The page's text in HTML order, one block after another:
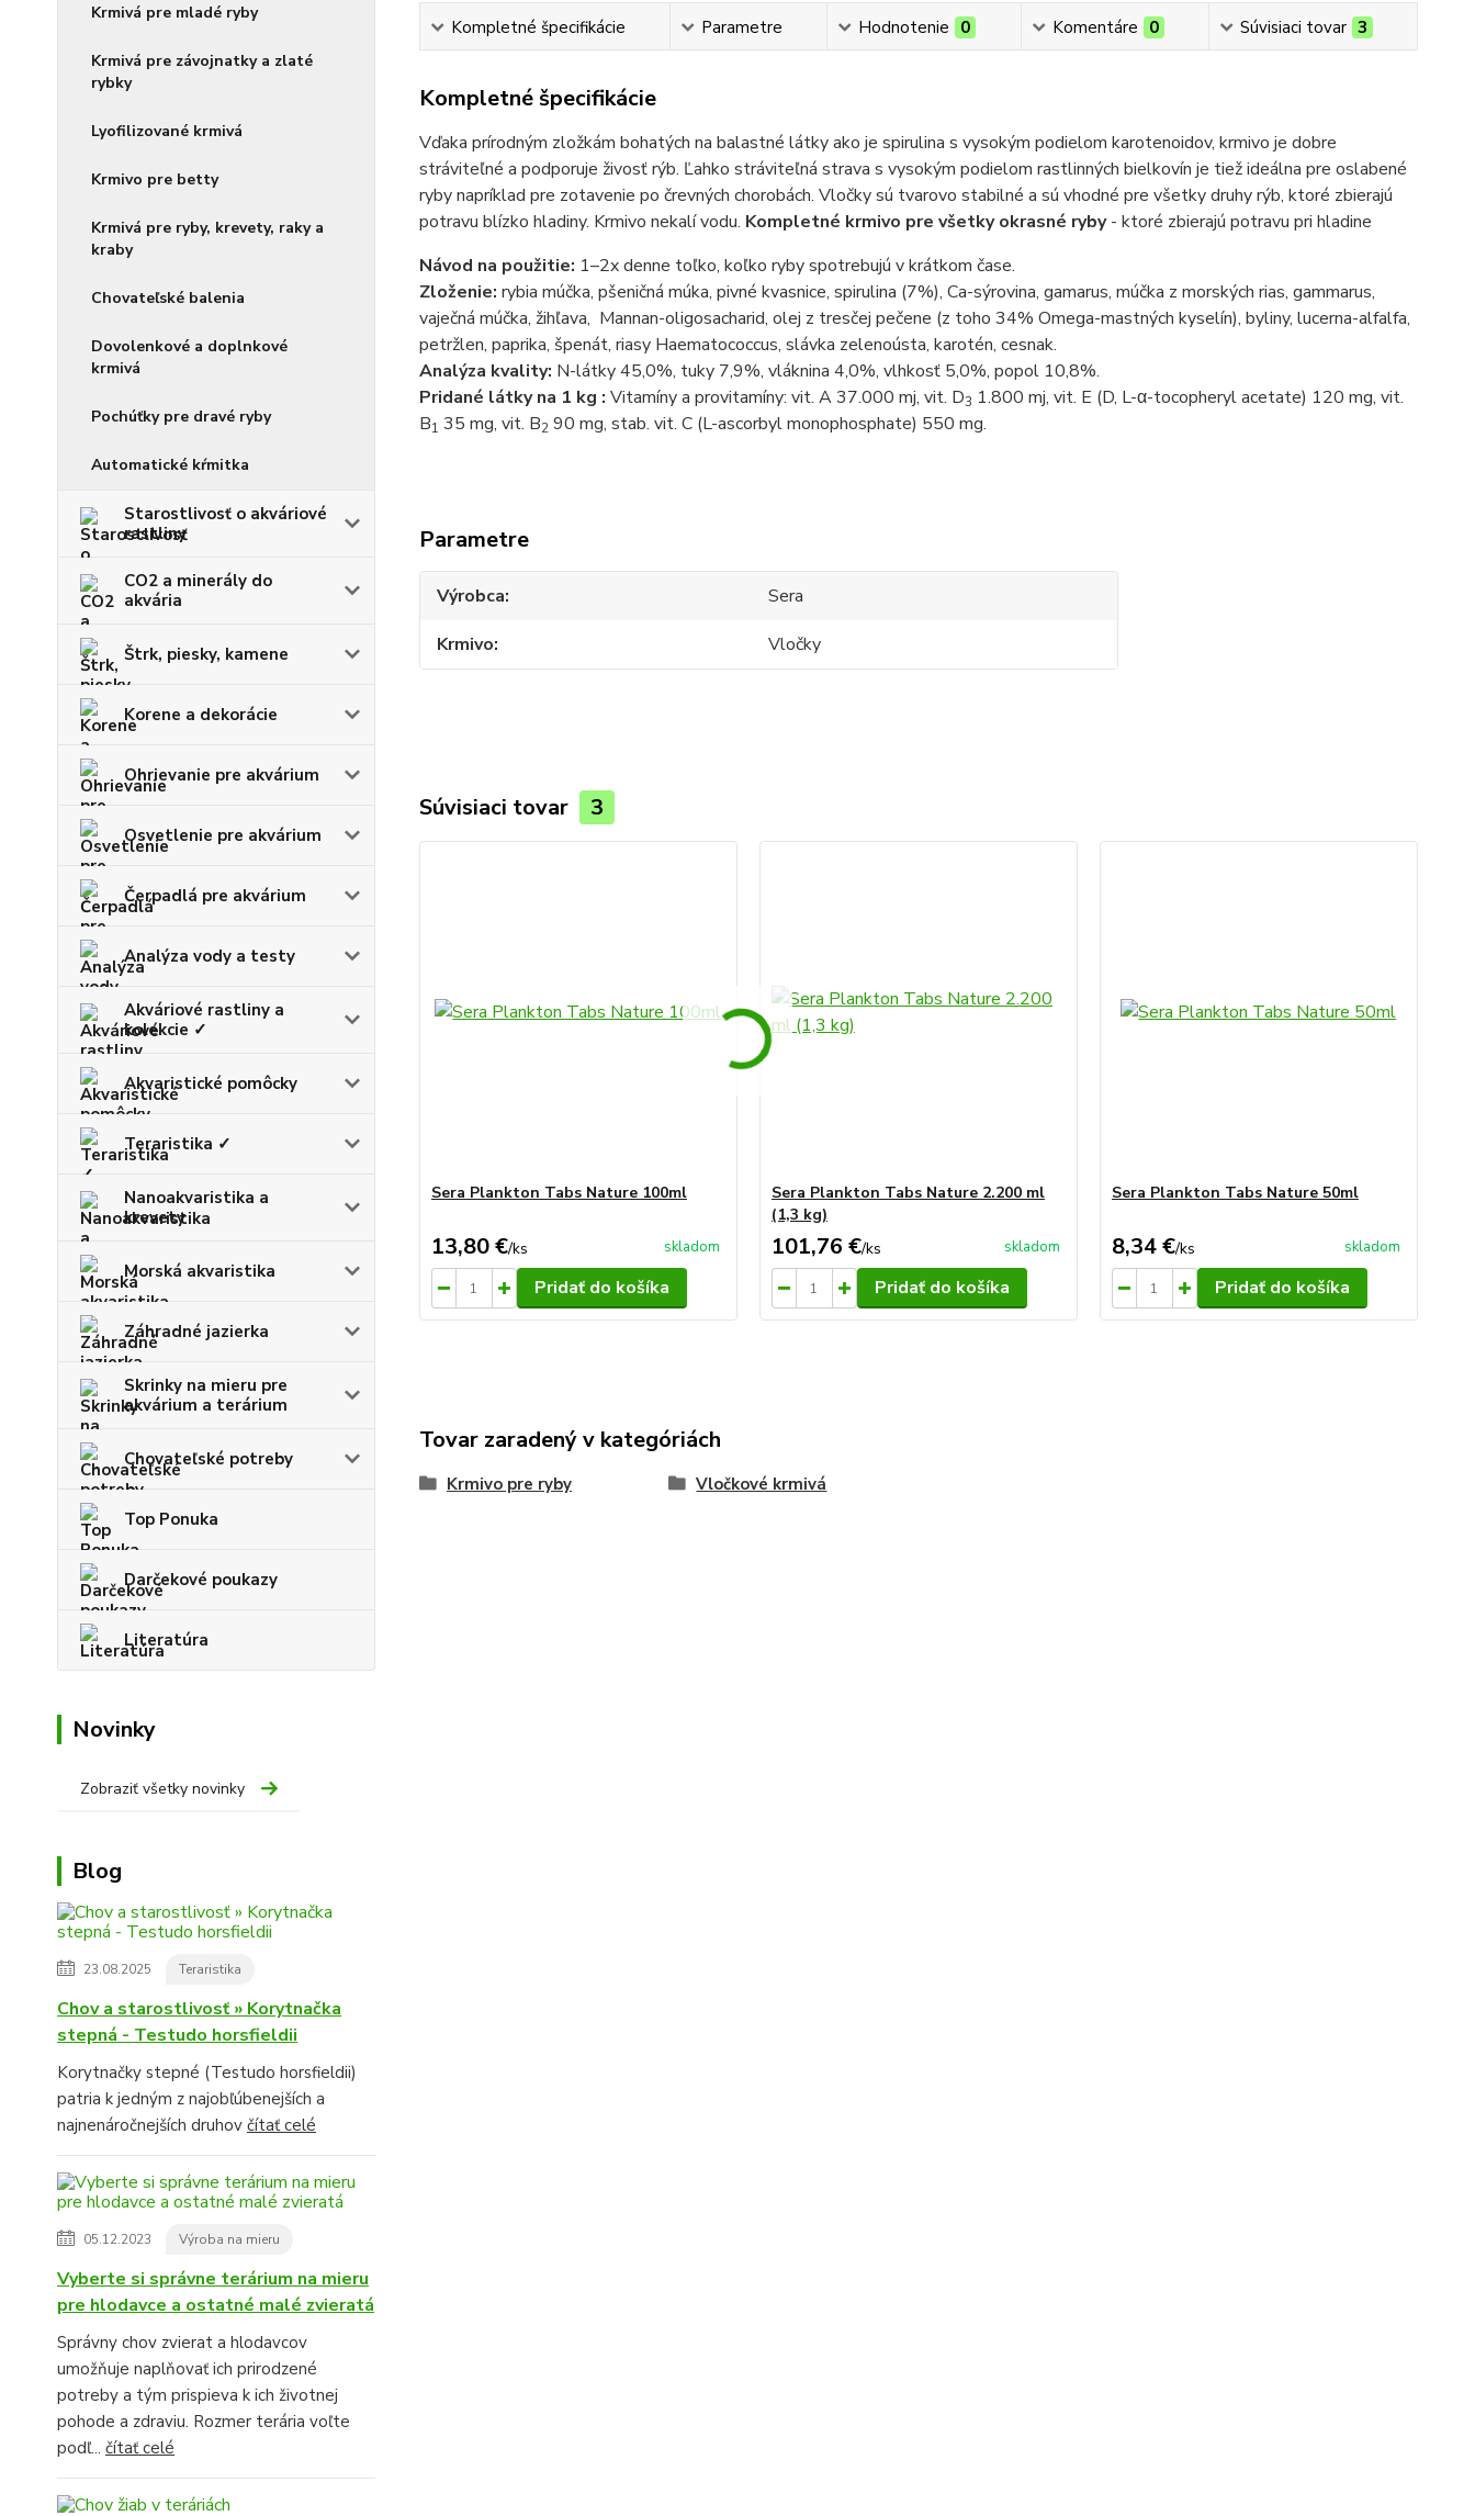
Krmivá pre mladé ryby
Krmivá pre závojnatky a zlaté
rybky
Lyofilizované krmivá
Krmivo pre betty
Krmivá pre ryby, krevety, raky a
kraby
Chovateľské balenia
Dovolenkové a doplnkové
krmivá
Pochúťky pre dravé ryby
Automatické kŕmitka
Starostlivosť o akváriové
rastliny
CO2 a minerály do
akvária
Štrk, piesky, kamene
Korene a dekorácie
Ohrievanie pre akvárium
Osvetlenie pre akvárium
Čerpadlá pre akvárium
Analýza vody a testy
Akváriové rastliny a
kolekcie ✓
Akvaristické pomôcky
Teraristika ✓
Nanoakvaristika a
krevety
Morská akvaristika
Záhradné jazierka
Skrinky na mieru pre
akvárium a terárium
Chovateľské potreby
Top Ponuka
Darčekové poukazy
Literatúra
Novinky
Zobraziť všetky novinky
Blog
23.08.2025 Teraristika
Chov a starostlivosť » Korytnačka
stepná - Testudo horsfieldii
Korytnačky stepné (Testudo horsfieldii)
patria k jedným z najobľúbenejších a
najnenáročnejších druhov čítať celé
05.12.2023 Výroba na mieru
Vyberte si správne terárium na mieru
pre hlodavce a ostatné malé zvieratá
Správny chov zvierat a hlodavcov
umožňuje naplňovať ich prirodzené
potreby a tým prispieva k ich životnej
pohode a zdraviu. Rozmer terária voľte
podľ... čítať celé
Kompletné špecifikácie Parametre Hodnotenie 0 Komentáre 0 Súvisiaci tovar 3
Kompletné špecifikácie
Vďaka prírodným zložkám bohatých na balastné látky ako je spirulina s vysokým podielom karotenoidov, krmivo je dobre
stráviteľné a podporuje živosť rýb. Ľahko stráviteľná strava s vysokým podielom rastlinných bielkovín je tiež ideálna pre oslabené
ryby napríklad pre zotavenie po črevných chorobách. Vločky sú tvarovo stabilné a sú vhodné pre všetky druhy rýb, ktoré zbierajú
potravu blízko hladiny. Krmivo nekalí vodu. Kompletné krmivo pre všetky okrasné ryby- ktoré zbierajú potravu pri hladine
Návod na použitie: 1–2x denne toľko, koľko ryby spotrebujú v krátkom čase.
Zloženie: rybia múčka, pšeničná múka, pivné kvasnice, spirulina (7%), Ca-sýrovina, gamarus, múčka z morských rias, gammarus,
vaječná múčka, žihľava, Mannan-oligosacharid, olej z tresčej pečene (z toho 34% Omega-mastných kyselín), byliny, lucerna-alfalfa,
petržlen, paprika, špenát, riasy Haematococcus, slávka zelenoústa, karotén, cesnak.
Analýza kvality: N-látky 45,0%, tuky 7,9%, vláknina 4,0%, vlhkosť 5,0%, popol 10,8%.
Pridané látky na 1 kg : Vitamíny a provitamíny: vit. A 37.000 mj, vit. D3 1.800 mj, vit. E (D, L-α-tocopheryl acetate) 120 mg, vit.
B1 35 mg, vit. B2 90 mg, stab. vit. C (L-ascorbyl monophosphate) 550 mg.
Parametre
Výrobca
Sera
Krmivo
Vločky
Súvisiaci tovar 3
Sera Plankton Tabs Nature 100ml
13,80 €/ks skladom
Pridať do košíka
Sera Plankton Tabs Nature 2.200 ml
(1,3 kg)
101,76 €/ks skladom
Pridať do košíka
Sera Plankton Tabs Nature 50ml
8,34 €/ks skladom
Pridať do košíka
Tovar zaradený v kategóriách
Krmivo pre ryby Vločkové krmivá